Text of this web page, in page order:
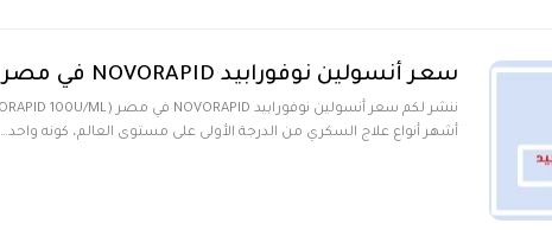
سعر أنسولين نوفورابيد NOVORAPID في مصر
أشهر أنواع علاج السكري من الدرجة الأولى على مستوى العالم، كونه واحد…